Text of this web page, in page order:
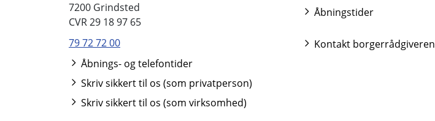
7200 Grindsted
CVR 29 18 97 65
79 72 72 00
Åbnings- og telefontider
Skriv sikkert til os (som privatperson)
Skriv sikkert til os (som virksomhed)
Åbningstider
Kontakt borgerrådgiveren